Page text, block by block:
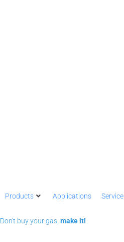
Products Applications Service
Don't buy your gas, make it!